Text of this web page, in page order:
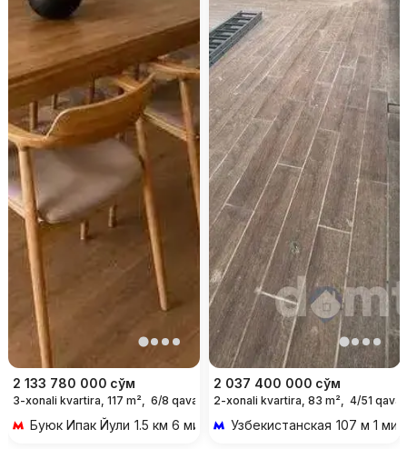
2 133 780 000 сўм
3-xonali kvartira, 117 m², 6/8 qavat
Буюк Ипак Йули 1.5 км 6 мин transportda
2 037 400 000 сўм
2-xonali kvartira, 83 m², 4/51 qavat
Узбекистанская 107 м 1